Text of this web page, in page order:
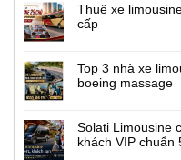
Thuê xe
cấp
Top 3 nhà xe
boeing massage
Solati Limousine
khách VIP chuẩn